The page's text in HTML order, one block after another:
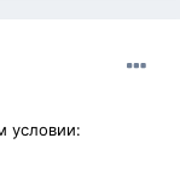
условии: